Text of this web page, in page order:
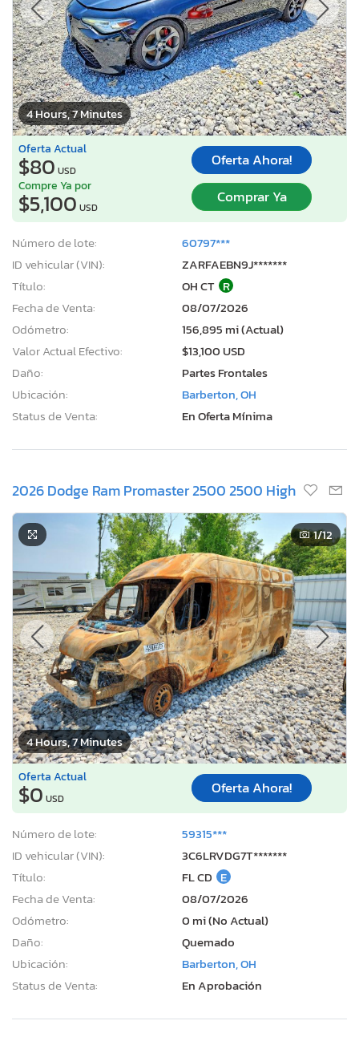
4 Hours, 7 Minutes
Oferta Actual
$80 USD
Oferta Ahora!
Compre Ya por
$5,100 USD
Comprar Ya
Número de lote:
60797***
ID vehicular (VIN):
ZARFAEBN9J*******
Título:
OH CT R
Fecha de Venta:
08/07/2026
Odómetro:
156,895 mi (Actual)
Valor Actual Efectivo:
$13,100 USD
Daño:
Partes Frontales
Ubicación:
Barberton, OH
Status de Venta:
En Oferta Mínima
2026 Dodge Ram Promaster 2500 2500 High
4 Hours, 7 Minutes
1/12
Oferta Actual
$0 USD
Oferta Ahora!
Número de lote:
59315***
ID vehicular (VIN):
3C6LRVDG7T*******
Título:
FL CD E
Fecha de Venta:
08/07/2026
Odómetro:
0 mi (No Actual)
Daño:
Quemado
Ubicación:
Barberton, OH
Status de Venta:
En Aprobación